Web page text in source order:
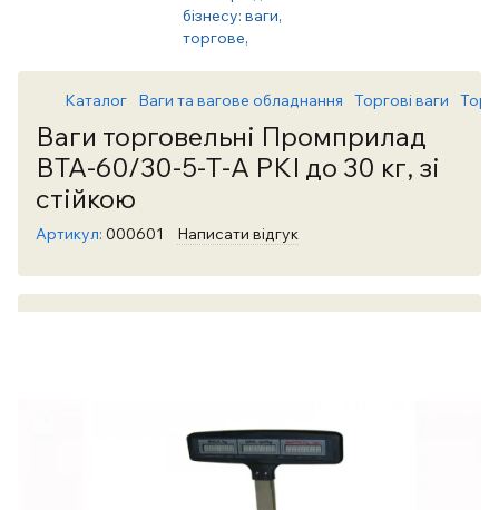
Каталог Ваги та вагове обладнання Торгові ваги
Ваги торговельні Промприлад
ВТА-60/30-5-Т-А РКІ до 30 кг, зі
стійкою
Артикул: 000601 Написати відгук